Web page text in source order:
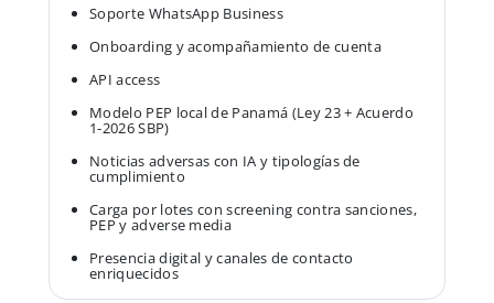
Soporte WhatsApp Business
Onboarding y acompañamiento de cuenta
API access
Modelo PEP local de Panamá (Ley 23 + Acuerdo
1-2026 SBP)
Noticias adversas con IA y tipologías de
cumplimiento
Carga por lotes con screening contra sanciones,
PEP y adverse media
Presencia digital y canales de contacto
enriquecidos